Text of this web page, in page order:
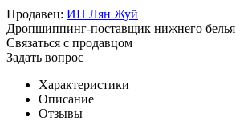
Продавец: ИП Лян Жуй
Дропшиппинг-поставщик нижнего белья
Связаться с продавцом
Задать вопрос
Характеристики
Описание
Отзывы